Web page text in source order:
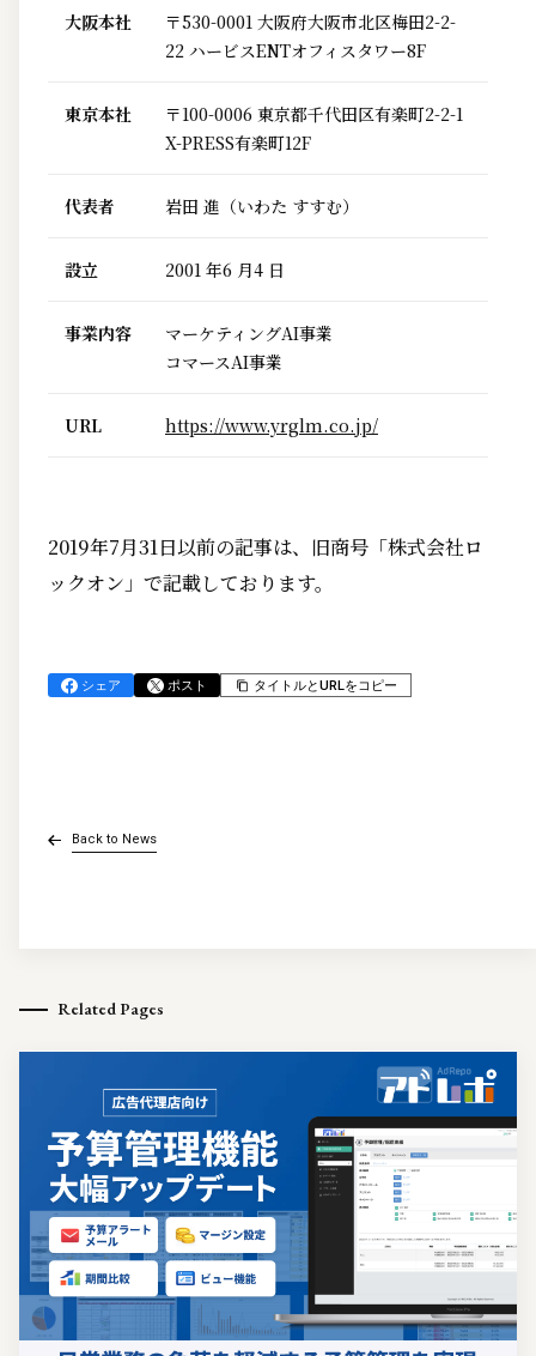
大阪本社
〒530-0001 大阪府大阪市北区梅田2-2-
22 ハービスENTオフィスタワー8F
東京本社
〒100-0006 東京都千代田区有楽町2-2-1
X-PRESS有楽町12F
代表者 岩田 進（いわた すすむ）
設立 2001 年6 月4 日
事業内容
マーケティングAI事業
コマースAI事業
URL https://www.yrglm.co.jp/
2019年7月31日以前の記事は、旧商号「株式会社ロ
ックオン」で記載しております。
シェア ポスト タイトルとURLをコピー
Back to News
Related Pages